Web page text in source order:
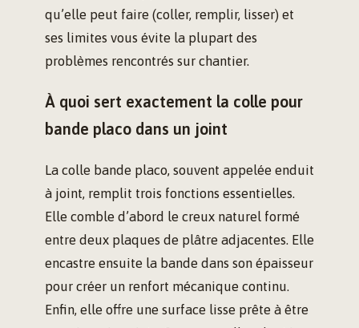
qu’elle peut faire (coller, remplir, lisser) et
ses limites vous évite la plupart des
problèmes rencontrés sur chantier.
À quoi sert exactement la colle pour
bande placo dans un joint
La colle bande placo, souvent appelée enduit
à joint, remplit trois fonctions essentielles.
Elle comble d’abord le creux naturel formé
entre deux plaques de plâtre adjacentes. Elle
encastre ensuite la bande dans son épaisseur
pour créer un renfort mécanique continu.
Enfin, elle offre une surface lisse prête à être